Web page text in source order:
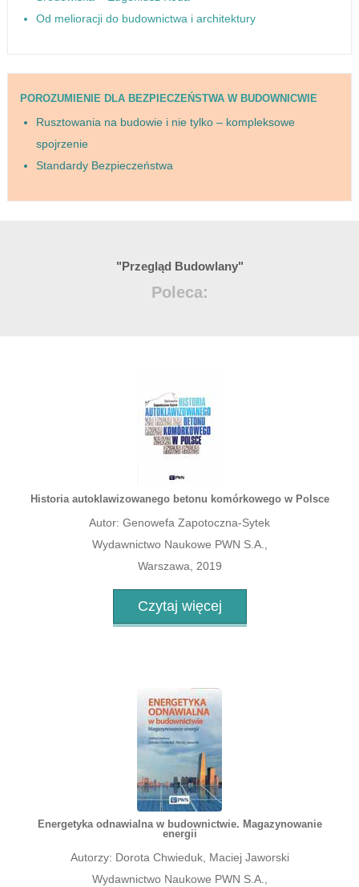
Od melioracji do budownictwa i architektury
POROZUMIENIE DLA BEZPIECZEŃSTWA W BUDOWNICWIE
Rusztowania na budowie i nie tylko – kompleksowe
spojrzenie
Standardy Bezpieczeństwa
"Przegląd Budowlany"
Poleca:
Historia autoklawizowanego betonu komórkowego w Polsce
Autor: Genowefa Zapotoczna-Sytek
Wydawnictwo Naukowe PWN S.A.,
Warszawa, 2019
Czytaj więcej
Energetyka odnawialna w budownictwie. Magazynowanie
energii
Autorzy: Dorota Chwieduk, Maciej Jaworski
Wydawnictwo Naukowe PWN S.A.,